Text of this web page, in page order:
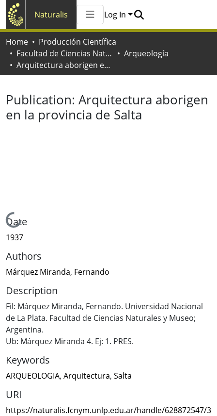
Naturalis
All of Naturalis
Log In
Home
Producción Científica
Facultad de Ciencias Naturales y Museo
Arqueología
Arquitectura aborigen en la provincia de Salta
Publication: Arquitectura aborigen
en la provincia de Salta
Loading...
Date
1937
Authors
Márquez Miranda, Fernando
Description
Fil: Márquez Miranda, Fernando. Universidad Nacional
de La Plata. Facultad de Ciencias Naturales y Museo;
Argentina.
Ub: Márquez Miranda 4. Ej: 1. PRES.
Keywords
ARQUEOLOGIA, Arquitectura, Salta
URI
https://naturalis.fcnym.unlp.edu.ar/handle/628872547/3